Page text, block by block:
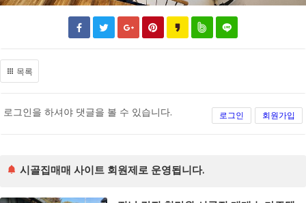
목록
로그인을 하셔야 댓글을 볼 수 있습니다. 회원가입
로그인
시골집매매 사이트 회원제로 운영됩니다.